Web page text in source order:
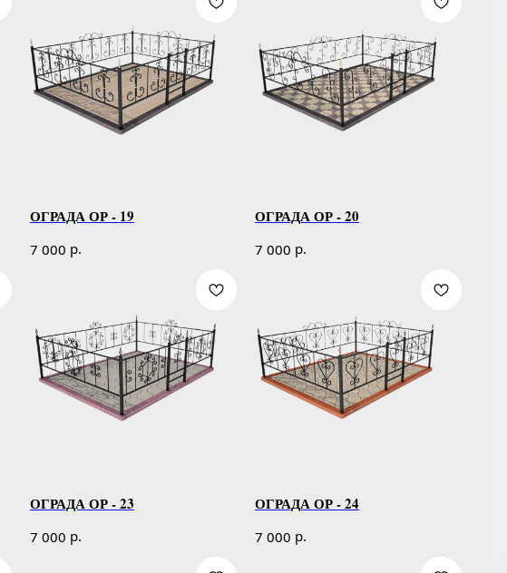
ОГРАДА ОР - 19
7 000 р.
ОГРАДА ОР - 20
7 000 р.
ОГРАДА ОР - 23
7 000 р.
ОГРАДА ОР - 24
7 000 р.